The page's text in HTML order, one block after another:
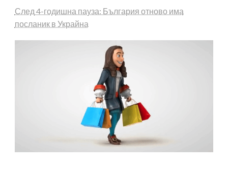
След 4-годишна пауза: България отново има
посланик в Украйна